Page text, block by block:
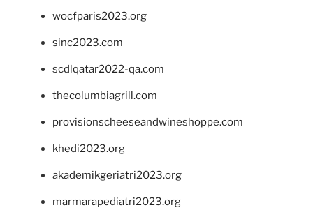
wocfparis2023.org
sinc2023.com
scdlqatar2022-qa.com
thecolumbiagrill.com
provisionscheeseandwineshoppe.com
khedi2023.org
akademikgeriatri2023.org
marmarapediatri2023.org